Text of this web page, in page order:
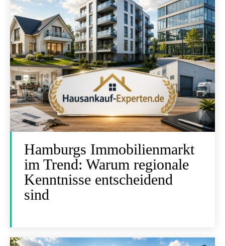
Hamburgs Immobilienmarkt
im Trend: Warum regionale
Kenntnisse entscheidend
sind